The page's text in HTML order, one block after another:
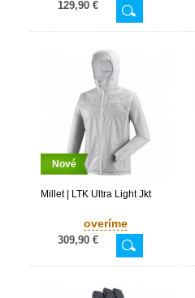
129,90 €
Nové
Millet | LTK Ultra Light Jkt
overíme
309,90 €